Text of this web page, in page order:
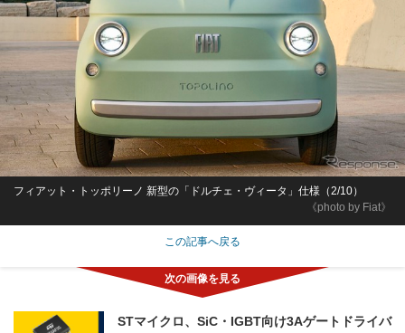
《photo by Fiat》
フィアット・トッポリーノ 新型の「ドルチェ・ヴィータ」仕様（2/10）
この記事へ戻る
STマイクロ、SiC・IGBT向け3Aゲートドライバ